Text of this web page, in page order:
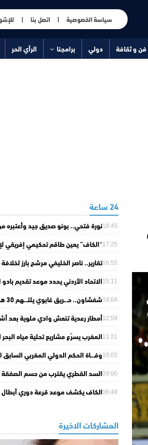
سياسة الخصوصية |اتصل بنا |
فن و ثقافة دولي برامجنا الرأي الحر
24 ساعة
18:45نورة فتحي.. بونو صديق جيد وأعتبره
حراس المرمى في العالم
17:25“الكاف” يعين طاقم تحكيمي إفريقي
16:55تقارير.. ناصر الخليفي مرشح بارز لخلافة
إنفانتينو في رئاسة “فيفا”
15:11الاتحاد الأردني يحدد موعد تقديم بادو
مدربا جديدا لـفريق “النشامى”
14:04
شفشاون..
12:59أمطار رعدية تنعش وادي ملوية بعد
11:21المغرب يسرّع مشاريع تحلية مياه البحر
10:02وفـ.ـاة الحكم الدولي المغربي السابق
09:00السد القطري يقترب من حسم
08:49الكاف يكشف موعد قرعة دوري أبطال
المشاركات الاخيرة